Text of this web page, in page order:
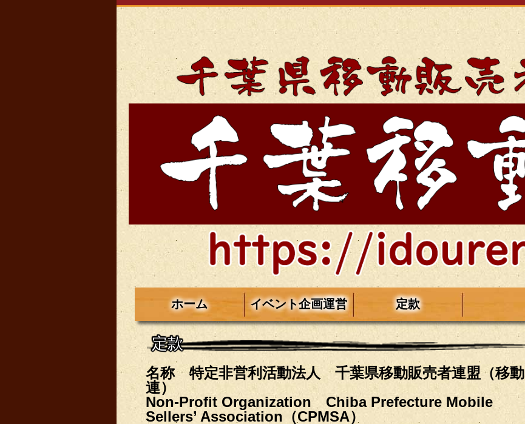
ホーム イベント企画運営 定款
定款
名称 特定非営利活動法人 千葉県移動販売者連盟（移動
連）
Non-Profit Organization Chiba Prefecture Mobile
Sellers’ Association（CPMSA）